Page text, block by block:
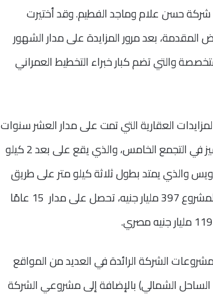
حسن علام وماجد الفطيم. وقد أختيرت
بعد مرور المزايدة على مدار الشهور
والتي تضم كبار خبراء التخطيط العمراني
العقارية التي تمت على مدار العشر سنوات
فدان والموقع المميز في التجمع الخامس، والذي يقع على بعد 2 كيلو
والذي يمتد بطول ثلاثة كيلو متر على طريق
السويس. وتعد القيمة الإجمالية المتوقعة لإيرادات المشروع 397 مليار جنيه، تحصل على مدار 15 عامًا
الشركة الرائدة في العديد من المواقع
الساحل الشمالي) بالإضافة إلى مشروعي الشركة